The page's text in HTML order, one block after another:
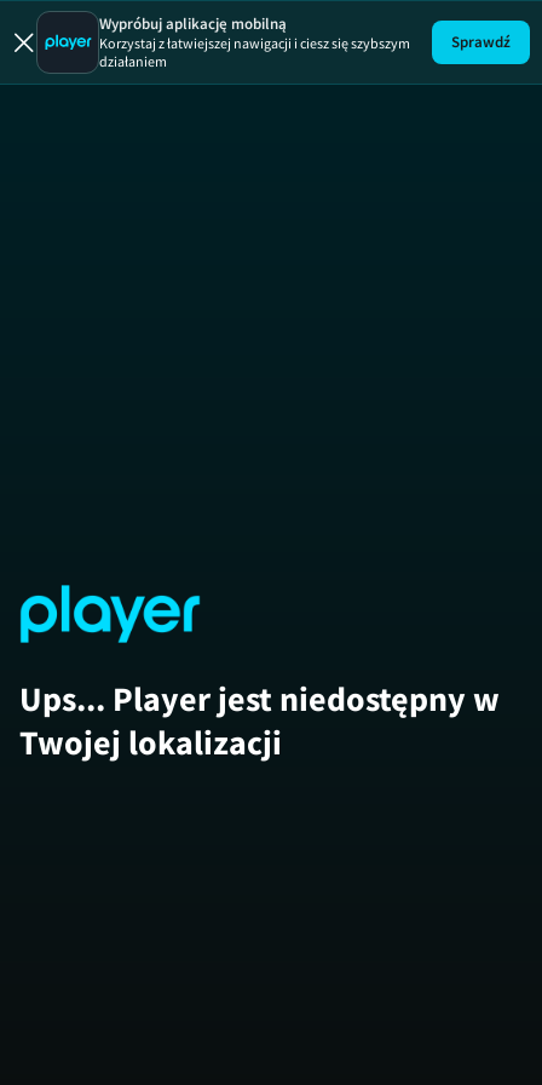
10 dni z tatą 101
Wypróbuj aplikację mobilną
Korzystaj z łatwiejszej nawigacji i ciesz się szybszym
działaniem
Sprawdź
Ups... Player jest niedostępny w
Twojej lokalizacji